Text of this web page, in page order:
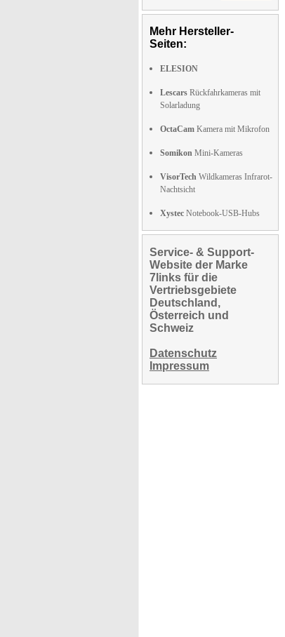
Mehr Hersteller-
Seiten:
ELESION
Lescars Rückfahrkameras mit
Solarladung
OctaCam Kamera mit Mikrofon
Somikon Mini-Kameras
VisorTech Wildkameras Infrarot-
Nachtsicht
Xystec Notebook-USB-Hubs
Service- & Support-
Website der Marke
7links für die
Vertriebsgebiete
Deutschland,
Österreich und
Schweiz
Datenschutz
Impressum